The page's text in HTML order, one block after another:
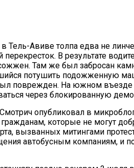
Тель-Авиве толпа едва не
В результате
Там же был забросан
потушить подожженную
поврежден. На южном
через блокированную
опубликовал в
которые не могут
вызванных митингами
автобусным компаниям, и